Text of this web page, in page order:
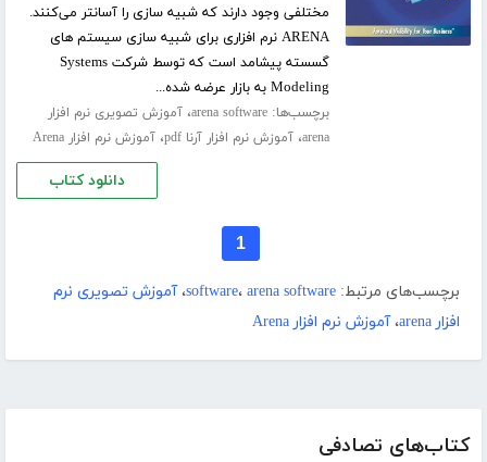
کتاب‌های تصادفی
مختلفی وجود دارند که شبیه سازی را آسانتر می‌کنند.
ARENA نرم افزاری برای شبیه سازی سیستم های
گسسته پیشامد است که توسط شرکت Systems
Modeling به بازار عرضه شده...
برچسب‌ها:arena software،آموزش تصویری نرم افزار
arena،آموزش نرم افزار آرنا pdf ،آموزش نرم افزار Arena
دانلود کتاب
1
برچسب‌های مرتبط: software، arena software ،آموزش تصویری نرم
افزار arena
،آموزش نرم افزار Arena